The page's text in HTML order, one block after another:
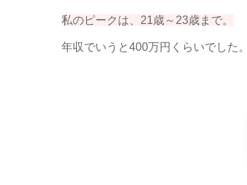
私のピークは、21歳～23歳まで。
年収でいうと400万円くらいでした。